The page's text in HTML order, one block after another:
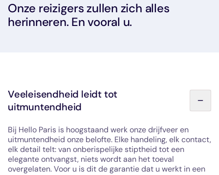
Onze reizigers zullen zich alles
herinneren. En vooral u.
Veeleisendheid leidt tot
uitmuntendheid
Bij Hello Paris is hoogstaand werk onze drijfveer en
uitmuntendheid onze belofte. Elke handeling, elk contact,
elk detail telt: van onberispelijke stiptheid tot een
elegante ontvangst, niets wordt aan het toeval
overgelaten. Voor u is dit de garantie dat u werkt in een